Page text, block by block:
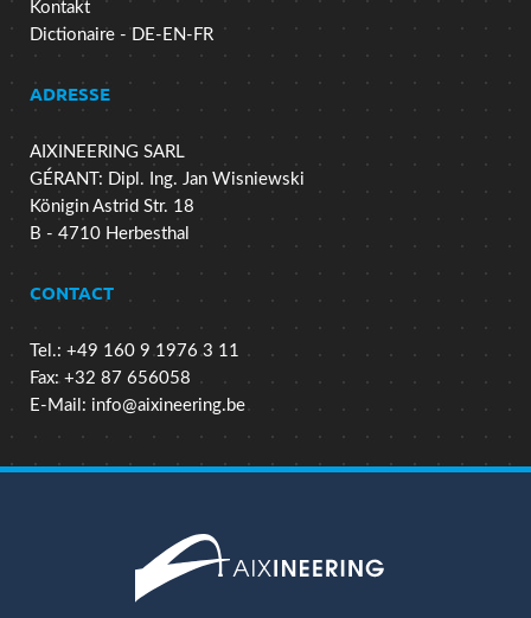
Kontakt
Dictionaire - DE-EN-FR
ADRESSE
AIXINEERING SARL
GÉRANT: Dipl. Ing. Jan Wisniewski
Königin Astrid Str. 18
B - 4710 Herbesthal
CONTACT
Tel.: +49 160 9 1976 3 11
Fax: +32 87 656058
E-Mail: info@aixineering.be